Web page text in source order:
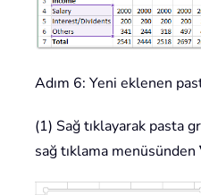
Adım 6: Yeni eklenen
(1) Sağ tıklayarak pasta
sağ tıklama menüsünden